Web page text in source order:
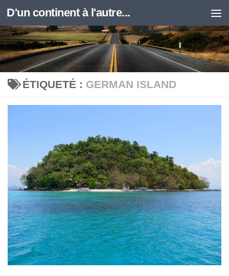
Skip to content
D'un continent à l'autre...
ÉTIQUETÉ : GERMAN ISLAND